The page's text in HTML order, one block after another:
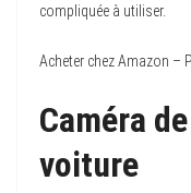
compliquée à utiliser.
Acheter chez Amazon –
Caméra
voiture